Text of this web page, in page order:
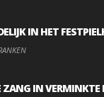
IN HET
ZANG IN VERMINKTE